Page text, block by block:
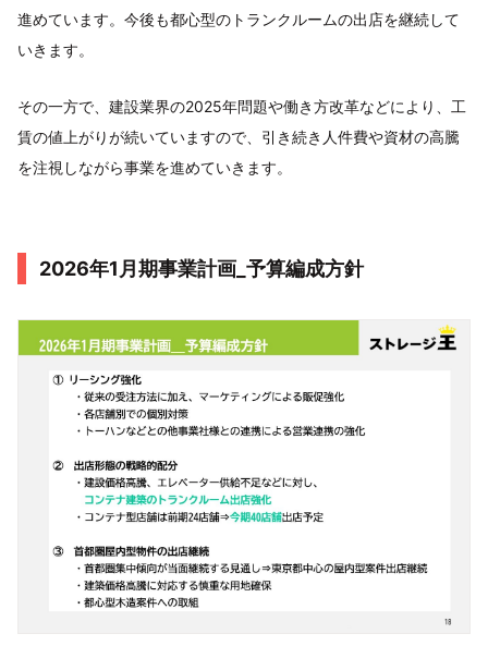
進めています。今後も都心型のトランクルームの出店を継続して
いきます。
その一方で、建設業界の2025年問題や働き方改革などにより、工
賃の値上がりが続いていますので、引き続き人件費や資材の高騰
を注視しながら事業を進めていきます。
2026年1月期事業計画_予算編成方針